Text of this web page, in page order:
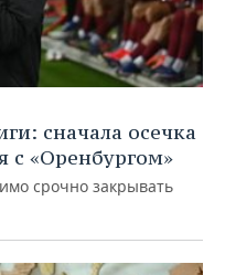
сначала осечка
с «Оренбургом»
срочно закрывать